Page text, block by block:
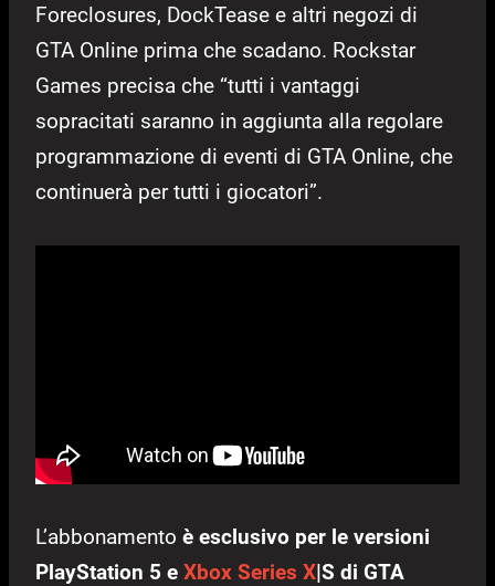
Foreclosures, DockTease e altri negozi di
GTA Online prima che scadano. Rockstar
Games precisa che “tutti i vantaggi
sopracitati saranno in aggiunta alla regolare
programmazione di eventi di GTA Online, che
continuerà per tutti i giocatori”.
L’abbonamento è esclusivo per le versioni
PlayStation 5 e Xbox Series X|S di GTA